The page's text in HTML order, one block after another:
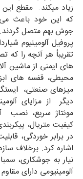
که این خود باعث
جوش بهم متصل گردند.
پروفیل آلومینیوم
تقریباً هر آنچه را که
های ایمنی از
محیطی، قفسه های
میزهای صنعتی،
دیگر از مزایای
مونتاژ سریع، نصب
کیفیت متریال،
در برابر خوردگی،
اشاره کرد. برخلاف
نیار به جوشکاری،
آلومینیومی دارای